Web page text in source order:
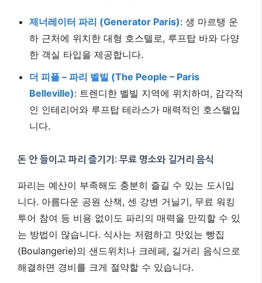
제너레이터 파리 (Generator Paris): 생 마르탱 운
하 근처에 위치한 대형 호스텔로, 루프탑 바와 다양
한 객실 타입을 제공합니다.
더 피플 – 파리 벨빌 (The People – Paris
Belleville): 트렌디한 벨빌 지역에 위치하며, 감각적
인 인테리어와 루프탑 테라스가 매력적인 호스텔입
니다.
돈 안 들이고 파리 즐기기: 무료 명소와 길거리 음식
파리는 예산이 부족해도 충분히 즐길 수 있는 도시입
니다. 아름다운 공원 산책, 센 강변 거닐기, 무료 워킹
투어 참여 등 비용 없이도 파리의 매력을 만끽할 수 있
는 방법이 많습니다. 식사는 저렴하고 맛있는 빵집
(Boulangerie)의 샌드위치나 크레페, 길거리 음식으로
해결하면 경비를 크게 절약할 수 있습니다.